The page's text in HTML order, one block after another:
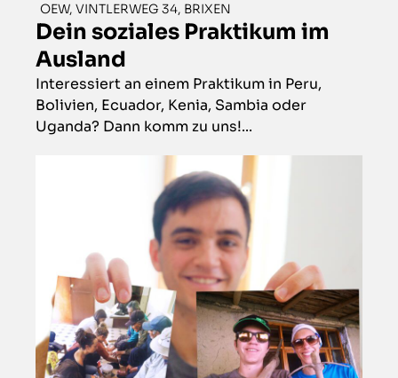
OEW, VINTLERWEG 34, BRIXEN
Dein soziales Praktikum im
Ausland
Interessiert an einem Praktikum in Peru,
Bolivien, Ecuador, Kenia, Sambia oder
Uganda? Dann komm zu uns!...